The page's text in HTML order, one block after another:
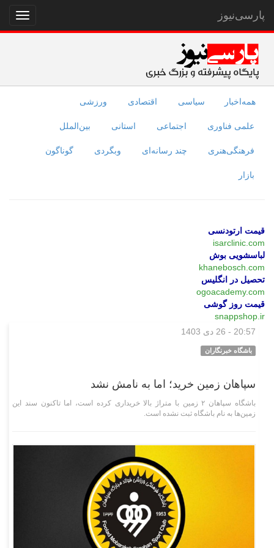
نمایش
منو
پارسی‌نیوز
همه‌اخبار سیاسی اقتصادی ورزشی
علمی فناوری اجتماعی استانی بین‌الملل
فرهنگی‌هنری چند رسانه‌ای وبگردی گوناگون
بازار
قیمت ارتودنسی
isarclinic.com
لباسشویی بوش
khanebosch.com
تحصیل در انگلیس
ogoacademy.com
قیمت روز گوشی
snappshop.ir
20:57 - 26 دی 1403
باشگاه خبرنگاران
سپاهان زمین خرید؛ اما به نامش نشد
باشگاه سپاهان ۲ زمین با متراژ بالا خریداری کرده است، اما تاکنون سند این
زمین‌ها به نام باشگاه ثبت نشده است.